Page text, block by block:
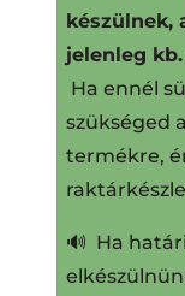
készülnek,
jelenleg
Ha ennél
szükséged
termékre,
🔊 Ha